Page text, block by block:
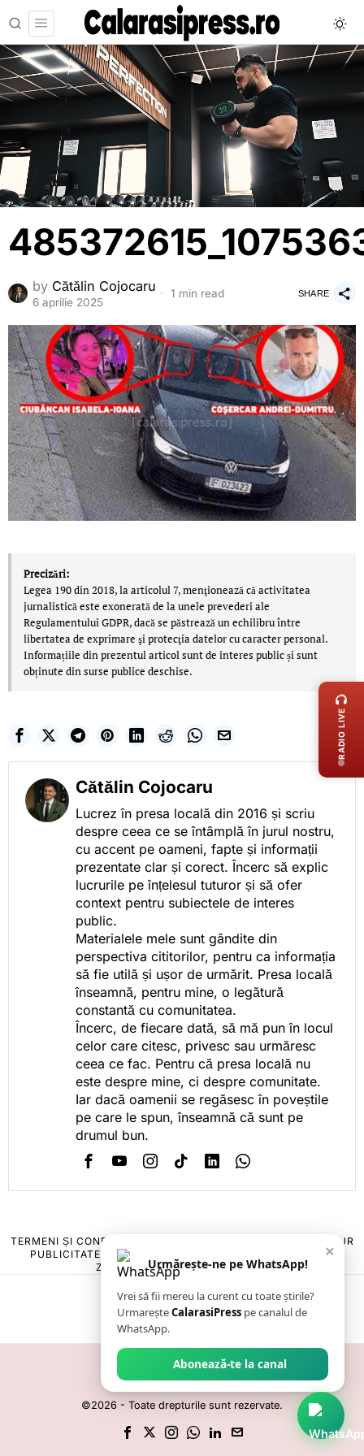
by Cătălin Cojocaru
6 aprilie 2025
1 min read SHARE
Precizări:
Legea 190 din 2018, la articolul 7, menţionează că activitatea
jurnalistică este exonerată de la unele prevederi ale
Regulamentului GDPR, dacă se păstrează un echilibru între
libertatea de exprimare şi protecţia datelor cu caracter personal.
Informațiile din prezentul articol sunt de interes public și sunt
obținute din surse publice deschise.
Cătălin Cojocaru
Lucrez în presa locală din 2016 și scriu
despre ceea ce se întâmplă în jurul nostru,
cu accent pe oameni, fapte și informații
prezentate clar și corect. Încerc să explic
lucrurile pe înțelesul tuturor și să ofer
context pentru subiectele de interes
public.
Materialele mele sunt gândite din
perspectiva cititorilor, pentru ca informația
să fie utilă și ușor de urmărit. Presa locală
înseamnă, pentru mine, o legătură
constantă cu comunitatea.
Încerc, de fiecare dată, să mă pun în locul
celor care citesc, privesc sau urmăresc
ceea ce fac. Pentru că presa locală nu
este despre mine, ci despre comunitate.
Iar dacă oamenii se regăsesc în poveștile
pe care le spun, înseamnă că sunt pe
drumul bun.
TERMENI ȘI CONDIȚII
POLITICA DE ANULARE & RETUR
PUBLICITATE ONLINE & TIPĂRITĂ
CONTACT
ZIARUL ANUNȚUL CĂLĂRĂȘEAN
©2026 - Toate drepturile sunt rezervate.
×
Urmărește-ne pe WhatsApp!
Vrei să fii mereu la curent cu toate știrile?
UrmareșteCalarasiPress pe canalul de
WhatsApp.
Abonează-te la canal
RADIO LIVE